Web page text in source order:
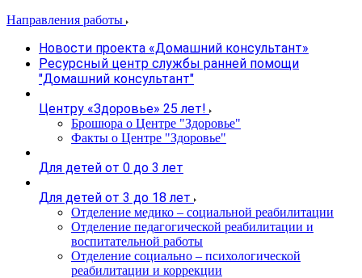
Направления работы
Новости проекта «Домашний консультант»
Ресурсный центр службы ранней помощи
"Домашний консультант"
Центру «Здоровье» 25 лет!
Брошюра о Центре "Здоровье"
Факты о Центре "Здоровье"
Для детей от 0 до 3 лет
Для детей от 3 до 18 лет
Отделение медико – социальной реабилитации
Отделение педагогической реабилитации и
воспитательной работы
Отделение социально – психологической
реабилитации и коррекции